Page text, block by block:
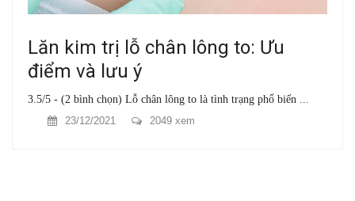
Lăn kim trị lỗ chân lông to: Ưu
điểm và lưu ý
3.5/5 - (2 bình chọn) Lỗ chân lông to là tình trạng phổ biến ...
23/12/2021
2049 xem